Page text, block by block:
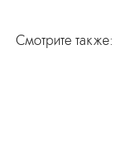
Смотрите также: